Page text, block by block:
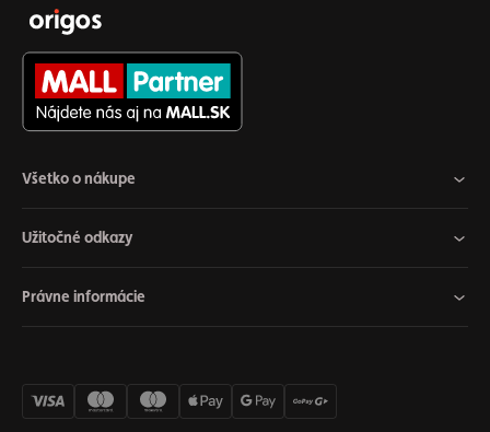
Všetko o nákupe
Užitočné odkazy
Právne informácie